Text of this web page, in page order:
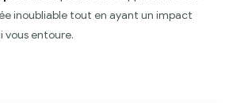
inoubliable tout en ayant un impact
vous entoure.